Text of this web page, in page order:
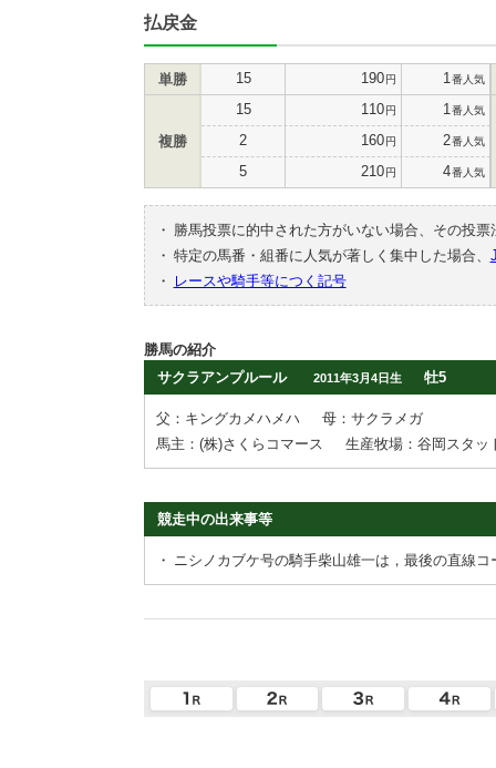
払戻金
単勝 15 190円 1 番人気
複勝
15 110円 1 番人気
2 160円 2番人気
5 210円 4番人気
・
勝馬投票に的中された方がいない場合、その投
・ 特定の馬番・組番に人気が著しく集中した場合、
・
レースや騎手等につく記号
勝馬の紹介
サクラアンプルール
2011年3月4日生 牡5
父：キングカメハメハ
母：サクラメガ
馬主：(株)さくらコマース
生産牧場：谷岡スタッ
競走中の出来事等
・ ニシノカブケ号の騎手柴山雄一は，最後の直線